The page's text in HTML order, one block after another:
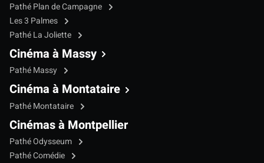
Pathé Plan de Campagne
Les 3 Palmes
Pathé La Joliette
Cinéma à Massy
Pathé Massy
Cinéma à Montataire
Pathé Montataire
Cinémas à Montpellier
Pathé Odysseum
Pathé Comédie